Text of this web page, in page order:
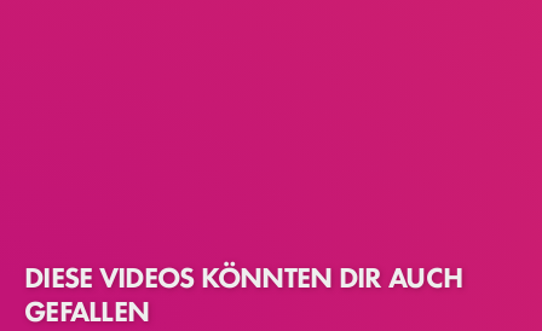
DIESE VIDEOS KÖNNTEN DIR AUCH
GEFALLEN